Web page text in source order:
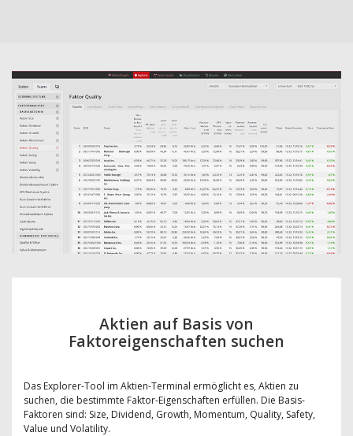
Aktien auf Basis von
Faktoreigenschaften suchen
Das Explorer-Tool im Aktien-Terminal ermöglicht es, Aktien zu
suchen, die bestimmte Faktor-Eigenschaften erfüllen. Die Basis-
Faktoren sind: Size, Dividend, Growth, Momentum, Quality, Safety,
Value und Volatility.